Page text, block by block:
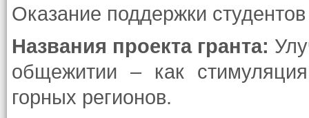
Оказание поддержки
Названия проекта гранта:
общежитии – как
горных регионов.